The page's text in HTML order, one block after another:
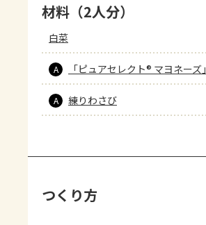
材料（2人分）
白菜
A 「ピュアセレクト® マヨネーズ」
A 練りわさび
つくり方